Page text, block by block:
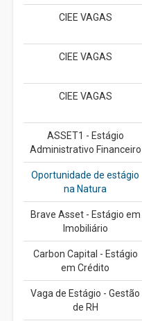
CIEE VAGAS
CIEE VAGAS
CIEE VAGAS
ASSET1 - Estágio
Administrativo Financeiro
Oportunidade de estágio
na Natura
Brave Asset - Estágio em
Imobiliário
Carbon Capital - Estágio
em Crédito
Vaga de Estágio - Gestão
de RH